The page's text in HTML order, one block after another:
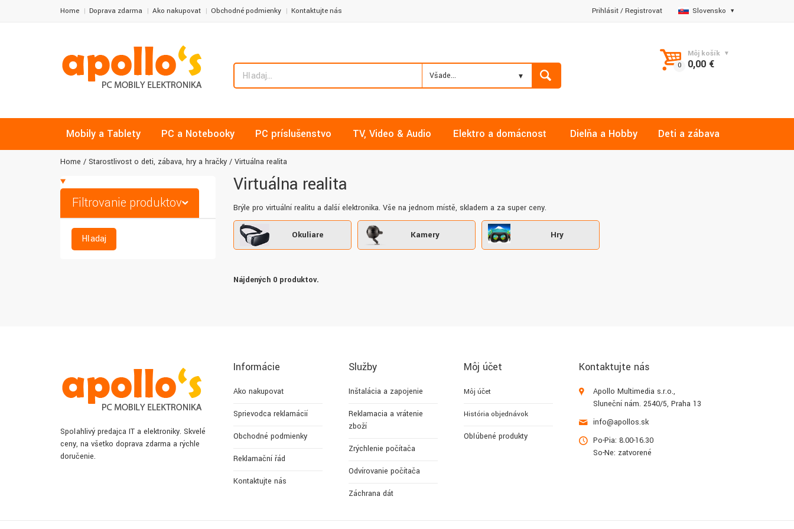
Home Doprava zdarma Ako nakupovať Obchodné podmienky Kontaktujte nás Slovensko
Prihlásiť/Registrovať
Všade...
Môj košík
0,00 €
Mobily a Tablety PC a Notebooky PC príslušenstvo TV, Video & Audio Elektro a domácnosť Dielňa a Hobby Deti a zábava
Home Starostlivosť o deti, zábava, hry a hračky Virtuálna realita
Filtrovanie produktov
Hľadaj
Virtuálna realita
Brýle pro virtuální realitu a další elektronika. Vše na jednom místě, skladem a za super ceny.
Okuliare Kamery Hry
Nájdených 0 produktov.
Spoľahlivý predajca IT a elektroniky. Skvelé
ceny, na všetko doprava zdarma a rýchle
doručenie.
Informácie
Ako nakupovať
Sprievodca reklamácií
Obchodné podmienky
Reklamační řád
Kontaktujte nás
Služby
Inštalácia a zapojenie
Reklamacia a vrátenie
zboží
Zrýchlenie počítača
Odvírovanie počítača
Záchrana dát
Môj účet
Môj účet
História objednávok
Obľúbené produkty
Kontaktujte nás
Apollo Multimedia s.r.o.,
Sluneční nám. 2540/5, Praha 13
info@apollos.sk
Po-Pia: 8.00-16.30
So-Ne: zatvorené